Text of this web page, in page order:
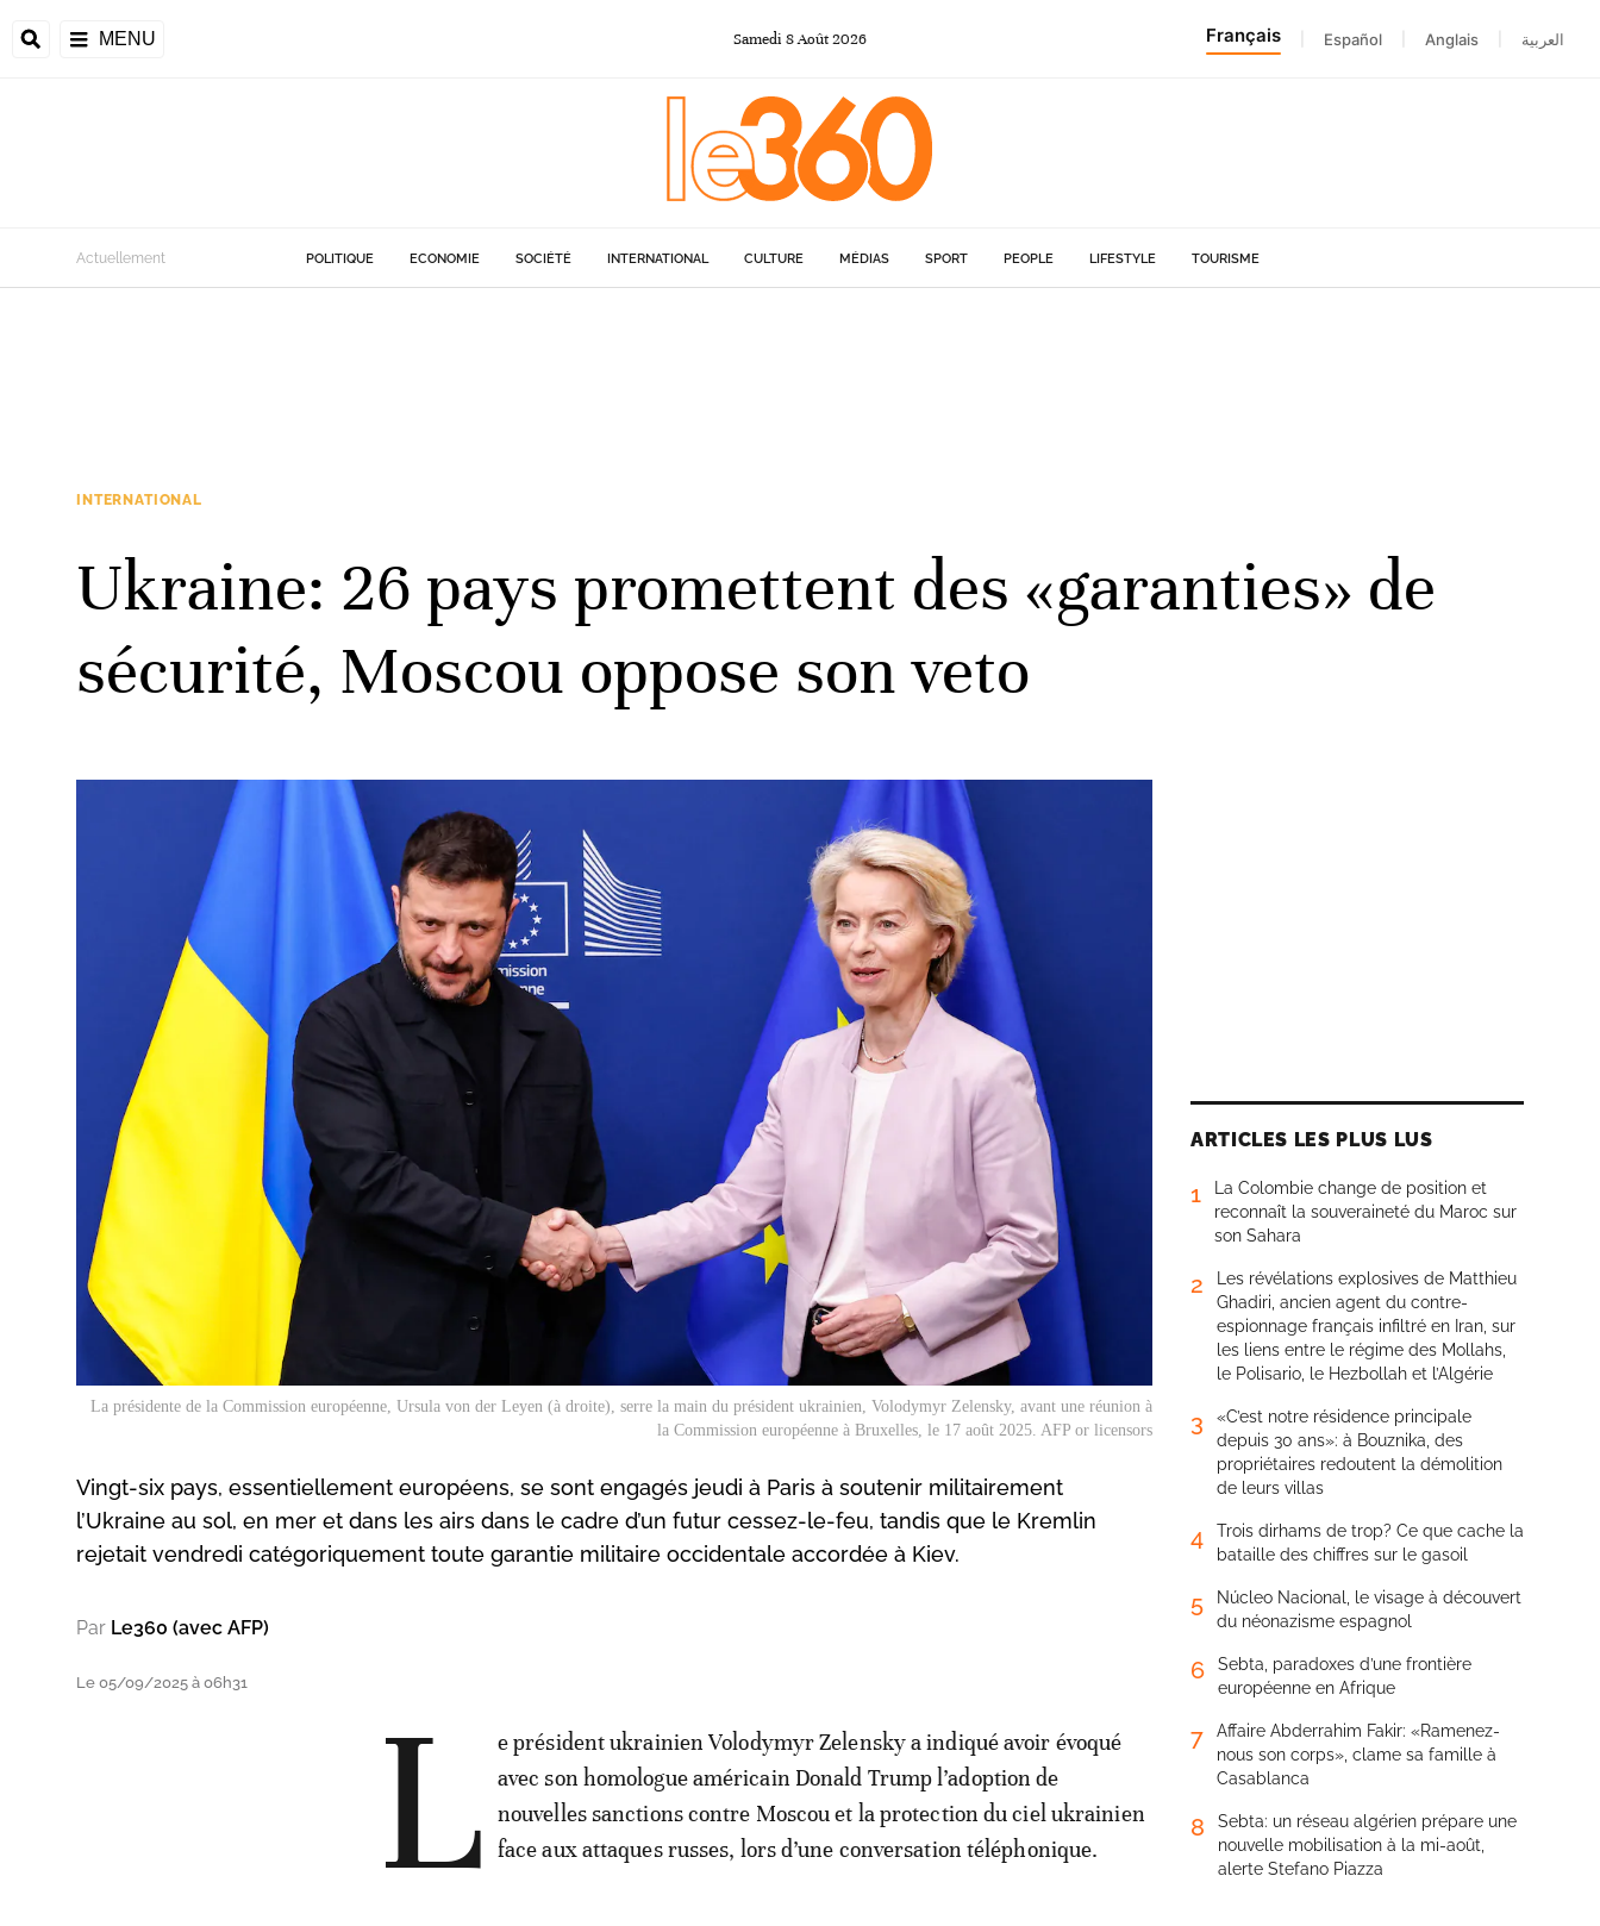
MENU Samedi 8Août2026 Français Español Anglais العربية
Actuellement POLITIQUE ECONOMIE SOCIÉTÉ INTERNATIONAL CULTURE MÉDIAS SPORT PEOPLE LIFESTYLE TOURISME
INTERNATIONAL
Ukraine: 26 pays promettent des «garanties» de
sécurité, Moscou oppose son veto
La présidente de la Commission européenne, Ursula von der Leyen (à droite), serre la main du président ukrainien, Volodymyr Zelensky, avant une réunion à
la Commission européenne à Bruxelles, le 17 août 2025. AFP or licensors
Vingt-six pays, essentiellement européens, se sont engagés jeudi à Paris à soutenir militairement
l’Ukraine au sol, en mer et dans les airs dans le cadre d’un futur cessez-le-feu, tandis que le Kremlin
rejetait vendredi catégoriquement toute garantie militaire occidentale accordée à Kiev.
Par Le360 (avec AFP)
Le 05/09/2025 à 06h31 L
e président ukrainien Volodymyr Zelensky a indiqué avoir évoqué
avec son homologue américain Donald Trump l’adoption de
nouvelles sanctions contre Moscou et la protection du ciel ukrainien
face aux attaques russes, lors d’une conversation téléphonique.
ARTICLES LES PLUS LUS
1
La Colombie change de position et
reconnaît la souveraineté du Maroc sur
son Sahara
2
Les révélations explosives de Matthieu
Ghadiri, ancien agent du contre-
espionnage français infiltré en Iran, sur
les liens entre le régime des Mollahs,
le Polisario, le Hezbollah et l’Algérie
3
«C’est notre résidence principale
depuis 30 ans»: à Bouznika, des
propriétaires redoutent la démolition
de leurs villas
4
Trois dirhams de trop? Ce que cache la
bataille des chiffres sur le gasoil
5
Núcleo Nacional, le visage à découvert
du néonazisme espagnol
6
Sebta, paradoxes d’une frontière
européenne en Afrique
7
Affaire Abderrahim Fakir: «Ramenez-
nous son corps», clame sa famille à
Casablanca
8
Sebta: un réseau algérien prépare une
nouvelle mobilisation à la mi-août,
alerte Stefano Piazza